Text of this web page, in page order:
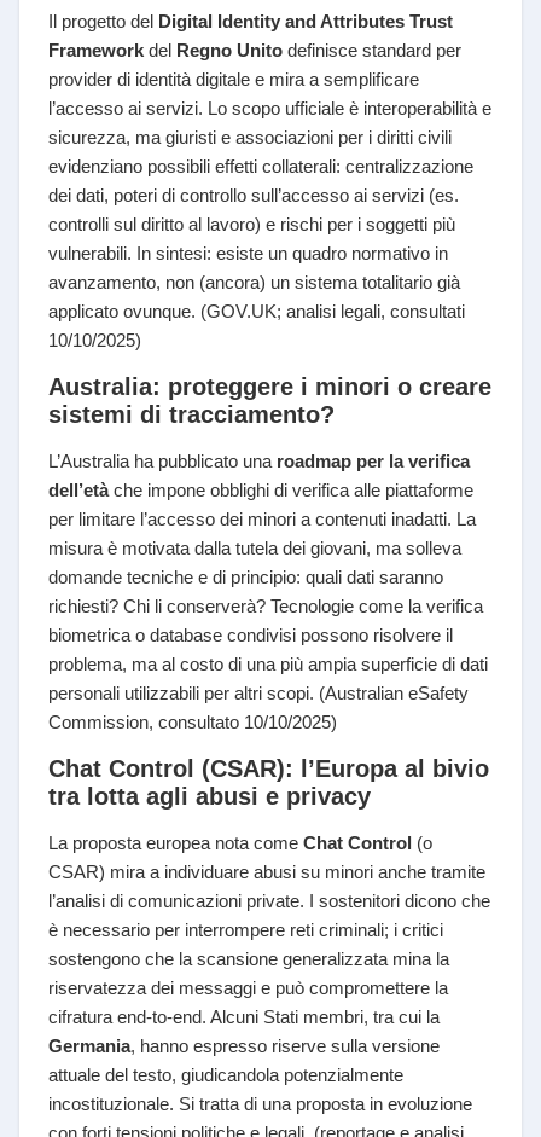
Il progetto del Digital Identity and Attributes Trust
Framework del Regno Unito definisce standard per
provider di identità digitale e mira a semplificare
l’accesso ai servizi. Lo scopo ufficiale è interoperabilità e
sicurezza, ma giuristi e associazioni per i diritti civili
evidenziano possibili effetti collaterali: centralizzazione
dei dati, poteri di controllo sull’accesso ai servizi (es.
controlli sul diritto al lavoro) e rischi per i soggetti più
vulnerabili. In sintesi: esiste un quadro normativo in
avanzamento, non (ancora) un sistema totalitario già
applicato ovunque. (GOV.UK; analisi legali, consultati
10/10/2025)
Australia: proteggere i minori o creare
sistemi di tracciamento?
L’Australia ha pubblicato una roadmap per la verifica
dell’etàche impone obblighi di verifica alle piattaforme
per limitare l’accesso dei minori a contenuti inadatti. La
misura è motivata dalla tutela dei giovani, ma solleva
domande tecniche e di principio: quali dati saranno
richiesti? Chi li conserverà? Tecnologie come la verifica
biometrica o database condivisi possono risolvere il
problema, ma al costo di una più ampia superficie di dati
personali utilizzabili per altri scopi. (Australian eSafety
Commission, consultato 10/10/2025)
Chat Control (CSAR): l’Europa al bivio
tra lotta agli abusi e privacy
La proposta europea nota come Chat Control (o
CSAR) mira a individuare abusi su minori anche tramite
l’analisi di comunicazioni private. I sostenitori dicono che
è necessario per interrompere reti criminali; i critici
sostengono che la scansione generalizzata mina la
riservatezza dei messaggi e può compromettere la
cifratura end-to-end. Alcuni Stati membri, tra cui la
Germania, hanno espresso riserve sulla versione
attuale del testo, giudicandola potenzialmente
incostituzionale. Si tratta di una proposta in evoluzione
con forti tensioni politiche e legali. (reportage e analisi